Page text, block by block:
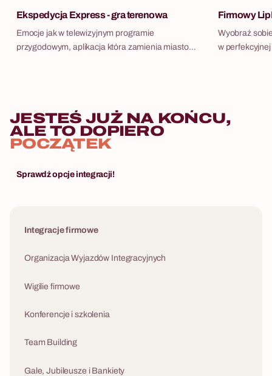
Ekspedycja Express - gra terenowa
Emocje jak w telewizyjnym programie
przygodowym, aplikacja która zamienia miasto
programów w całym portfolio. Organizujemy go
jako samodzielną atrakcję lub jako część
kompleksowego wyjazdu integracyjnego — z
Firmowy
Wyobraź
w
ujęciu
JESTEŚ JUŻ NA KOŃCU,
ALE TO DOPIERO
POCZĄTEK
Sprawdź opcje integracji!
Integracje firmowe
Organizacja Wyjazdów Integracyjnych
Wigilie firmowe
Konferencje i szkolenia
Team Building
Gale, Jubileusze i Bankiety